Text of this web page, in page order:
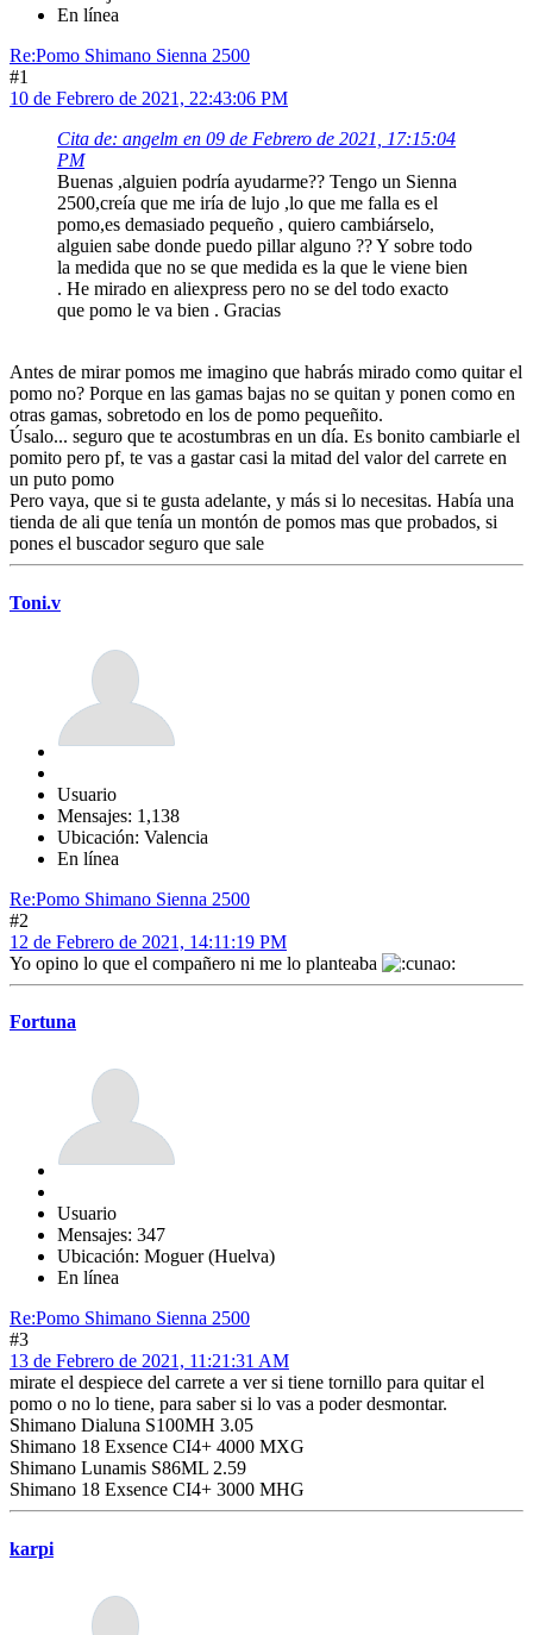
En línea
Re:Pomo Shimano Sienna 2500
#1
10 de Febrero de 2021, 22:43:06 PM
Cita de: angelm en 09 de Febrero de 2021, 17:15:04
PM
Buenas ,alguien podría ayudarme?? Tengo un Sienna
2500,creía que me iría de lujo ,lo que me falla es el
pomo,es demasiado pequeño , quiero cambiárselo,
alguien sabe donde puedo pillar alguno ?? Y sobre todo
la medida que no se que medida es la que le viene bien
. He mirado en aliexpress pero no se del todo exacto
que pomo le va bien . Gracias
Antes de mirar pomos me imagino que habrás mirado como quitar el
pomo no? Porque en las gamas bajas no se quitan y ponen como en
otras gamas, sobretodo en los de pomo pequeñito.
Úsalo... seguro que te acostumbras en un día. Es bonito cambiarle el
pomito pero pf, te vas a gastar casi la mitad del valor del carrete en
un puto pomo
Pero vaya, que si te gusta adelante, y más si lo necesitas. Había una
tienda de ali que tenía un montón de pomos mas que probados, si
pones el buscador seguro que sale
Toni.v
Usuario
Mensajes: 1,138
Ubicación: Valencia
En línea
Re:Pomo Shimano Sienna 2500
#2
12 de Febrero de 2021, 14:11:19 PM
Yo opino lo que el compañero ni me lo planteaba
Fortuna
Usuario
Mensajes: 347
Ubicación: Moguer (Huelva)
En línea
Re:Pomo Shimano Sienna 2500
#3
13 de Febrero de 2021, 11:21:31 AM
mirate el despiece del carrete a ver si tiene tornillo para quitar el
pomo o no lo tiene, para saber si lo vas a poder desmontar.
Shimano Dialuna S100MH 3.05
Shimano 18 Exsence CI4+ 4000 MXG
Shimano Lunamis S86ML 2.59
Shimano 18 Exsence CI4+ 3000 MHG
karpi